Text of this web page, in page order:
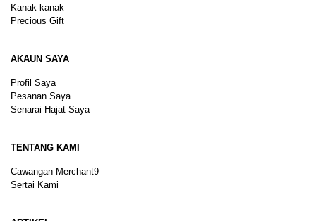
Kanak-kanak
Precious Gift
AKAUN SAYA
Profil Saya
Pesanan Saya
Senarai Hajat Saya
TENTANG KAMI
Cawangan Merchant9
Sertai Kami